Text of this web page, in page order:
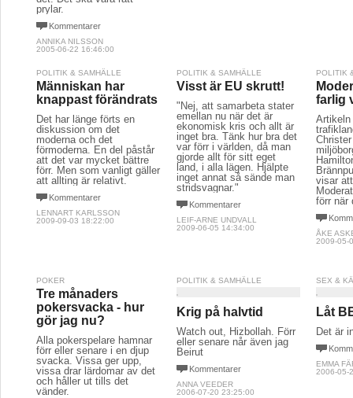
prylar.
Kommentarer
ANNIKA NILSSON
2005-06-22 16:46:00
POLITIK & SAMHÄLLE
Människan har
knappast förändrats
Det har länge förts en
diskussion om det
moderna och det
förmoderna. En del påstår
att det var mycket bättre
förr. Men som vanligt gäller
att allting är relativt.
Kommentarer
LENNART KARLSSON
2009-09-03 18:22:00
POLITIK & SAMHÄLLE
Visst är EU skrutt!
"Nej, att samarbeta stater
emellan nu när det är
ekonomisk kris och allt är
inget bra. Tänk hur bra det
var förr i världen, då man
gjorde allt för sitt eget
land, i alla lägen. Hjälpte
inget annat så sände man
stridsvagnar."
Kommentarer
LEIF-ARNE UNDVALL
2009-06-05 14:34:00
POLITIK
farlig
Artikeln
visar
förr när
ÅKE
2009-05-
POKER
Tre månaders
pokersvacka - hur
gör jag nu?
Alla pokerspelare hamnar
förr eller senare i en djup
svacka. Vissa ger upp,
vissa drar lärdomar av det
och håller ut tills det
vänder.
POLITIK & SAMHÄLLE
Krig på halvtid
Watch out, Hizbollah. Förr
eller senare når även jag
Beirut
Kommentarer
ANNA VEEDER
2006-07-20 23:25:00
SEX &
Låt
Det är
EMMA
2006-05-